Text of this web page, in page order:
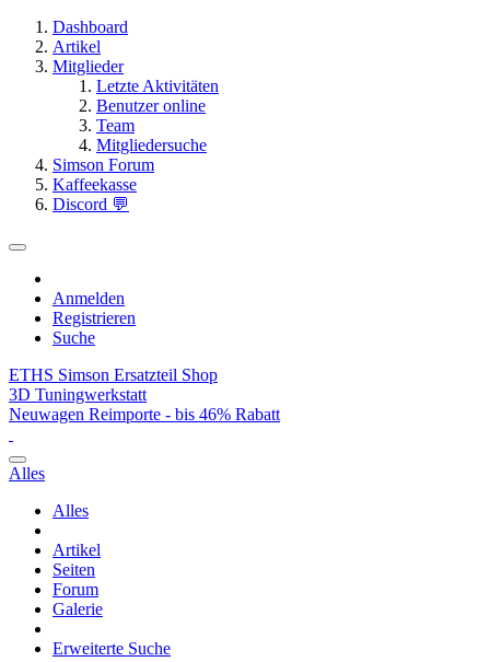
Dashboard
Artikel
Mitglieder
Letzte Aktivitäten
Benutzer online
Team
Mitgliedersuche
Simson Forum
Kaffeekasse
Discord 💬
Anmelden
Registrieren
Suche
ETHS Simson Ersatzteil Shop
3D Tuningwerkstatt
Neuwagen Reimporte - bis 46% Rabatt
Alles
Alles
Artikel
Seiten
Forum
Galerie
Erweiterte Suche